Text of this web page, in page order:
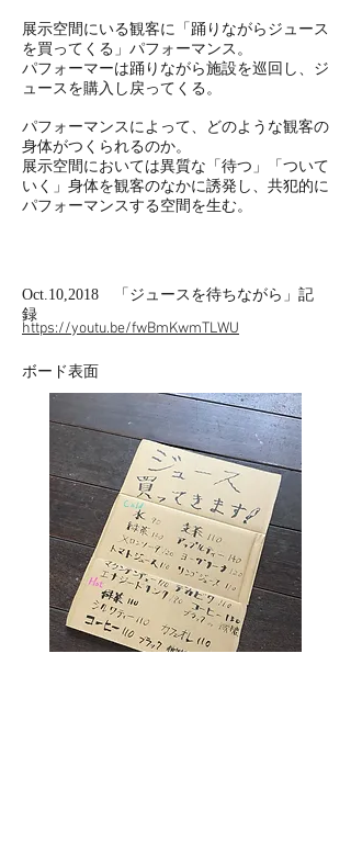
展示空間にいる観客に「踊りながらジュース
を買ってくる」パフォーマンス。
パフォーマーは踊りながら施設を巡回し、ジ
ュースを購入し戻ってくる。
パフォーマンスによって、どのような観客の
身体がつくられるのか。
展示空間においては異質な「待つ」「ついて
いく」身体を観客のなかに誘発し、共犯的に
パフォーマンスする空間を生む。
Oct.10,2018 「ジュースを待ちながら」記
録
https://youtu.be/fwBmKwmTLWU
ボード表面